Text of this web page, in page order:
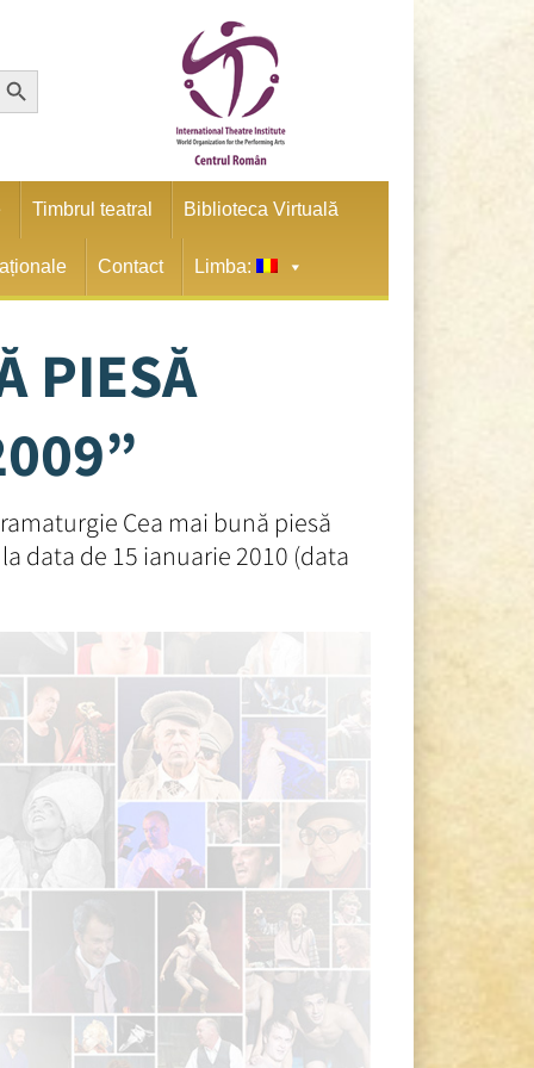
Button
Timbrul teatral Biblioteca Virtuală
Contact Limba:
PIESĂ
Cea mai bună piesă
data de 15 ianuarie 2010 (data